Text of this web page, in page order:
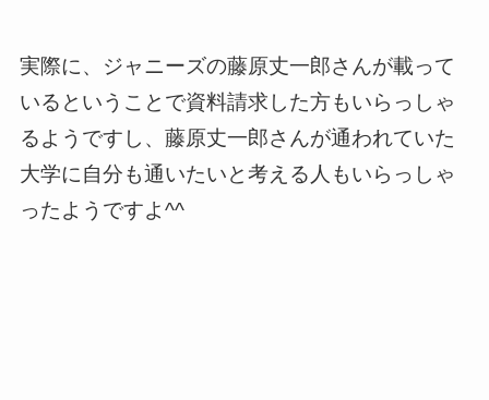
実際に、ジャニーズの藤原丈一郎さんが載って
いるということで資料請求した方もいらっしゃ
るようですし、藤原丈一郎さんが通われていた
大学に自分も通いたいと考える人もいらっしゃ
ったようですよ^^